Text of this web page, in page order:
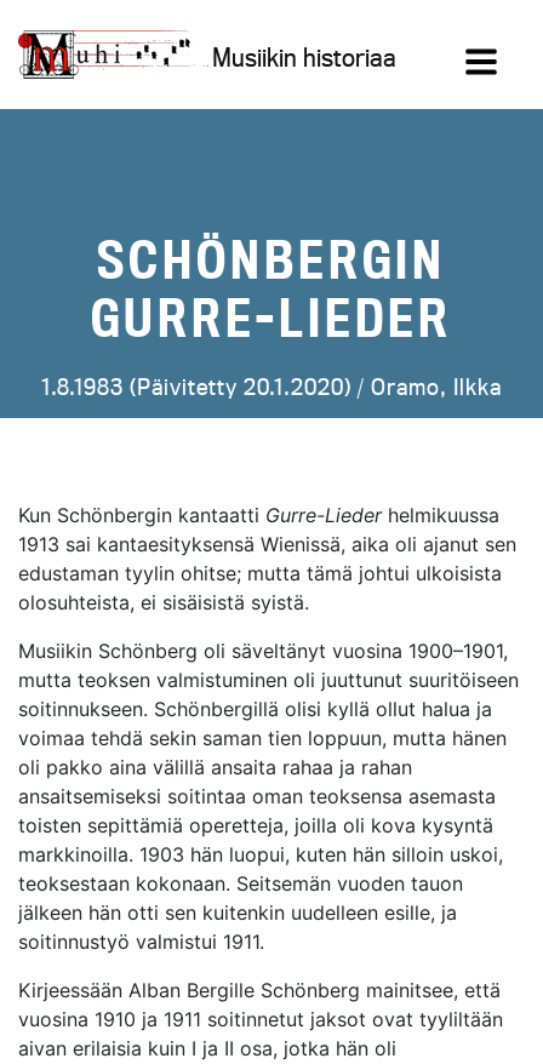
sisältöön
Musiikin historiaa
SCHÖNBERGIN
GURRE-LIEDER
1.8.1983 (Päivitetty 20.1.2020) / Oramo, Ilkka
Kun Schönbergin kantaatti Gurre-Liederhelmikuussa
1913 sai kantaesityksensä Wienissä, aika oli ajanut sen
edustaman tyylin ohitse; mutta tämä johtui ulkoisista
olosuhteista, ei sisäisistä syistä.
Musiikin Schönberg oli säveltänyt vuosina 1900–1901,
mutta teoksen valmistuminen oli juuttunut suuritöiseen
soitinnukseen. Schönbergillä olisi kyllä ollut halua ja
voimaa tehdä sekin saman tien loppuun, mutta hänen
oli pakko aina välillä ansaita rahaa ja rahan
ansaitsemiseksi soitintaa oman teoksensa asemasta
toisten sepittämiä operetteja, joilla oli kova kysyntä
markkinoilla. 1903 hän luopui, kuten hän silloin uskoi,
teoksestaan kokonaan. Seitsemän vuoden tauon
jälkeen hän otti sen kuitenkin uudelleen esille, ja
soitinnustyö valmistui 1911.
Kirjeessään Alban Bergille Schönberg mainitsee, että
vuosina 1910 ja 1911 soitinnetut jaksot ovat tyyliltään
aivan erilaisia kuin I ja II osa, jotka hän oli